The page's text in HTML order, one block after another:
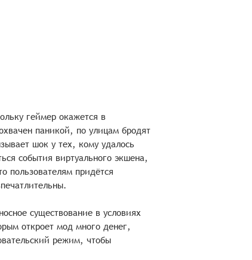
геймер окажется в
паникой, по улицам бродят
шок у тех, кому удалось
события виртуального экшена,
пользователям придётся
существование в условиях
откроет мод много денег,
режим, чтобы